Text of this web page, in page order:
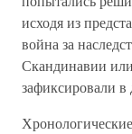
исходя из
война за
Скандинавии
зафиксировали